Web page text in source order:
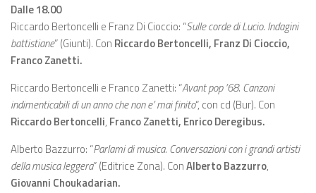
Dalle 18.00
Riccardo Bertoncelli e Franz Di Cioccio: “Sulle corde di Lucio. Indagini
battistiane” (Giunti). Con Riccardo Bertoncelli, Franz Di Cioccio,
Franco Zanetti.
Riccardo Bertoncelli e Franco Zanetti: “Avant pop ’68. Canzoni
indimenticabili di un anno che non e’ mai finito“, con cd (Bur). Con
Riccardo Bertoncelli, Franco Zanetti, Enrico Deregibus.
Alberto Bazzurro: “Parlami di musica. Conversazioni con i grandi artisti
della musica leggera” (Editrice Zona). ConAlberto Bazzurro,
Giovanni Choukadarian.